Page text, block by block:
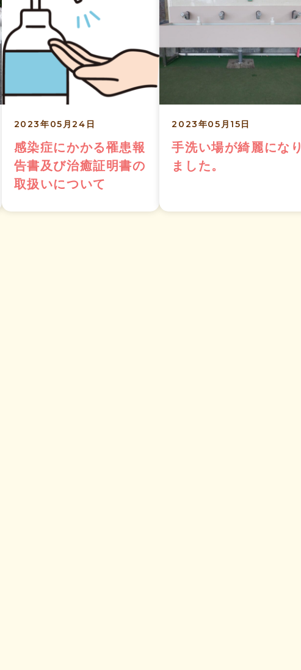
2023年05月24日
感染症にかかる罹患報
告書及び治癒証明書の
取扱いについて
2023年05月15日
手洗い場が綺麗になり
ました。